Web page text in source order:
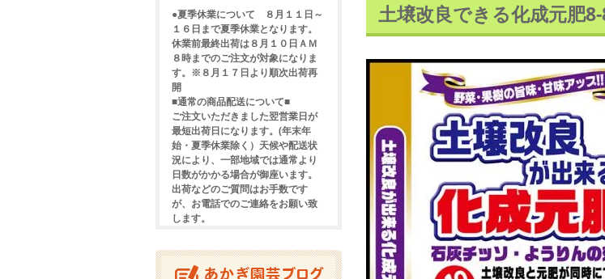
土壌改良できる化成元肥
●夏季休業について ８月１１日～
１６日まで夏季休業となります。
休業前最終出荷は８月１０日ＡＭ
８時までのご注文が対象になりま
す。※８月１７日より順次出荷再
開
■通常の商品配送について■
ご注文いただきました翌営業日が
最短出荷日になります。(年末年
始・夏季休業除く）天候や配送状
況により、一部地域では通常より
日数がかかる場合が御座います。
出荷などのご質問はお手数です
が、お電話でのご連絡をお願い致
します。